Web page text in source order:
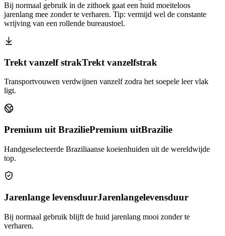
Bij normaal gebruik in de zithoek gaat een huid moeiteloos
jarenlang mee zonder te verharen. Tip: vermijd wel de constante
wrijving van een rollende bureaustoel.
Trekt vanzelf strakTrekt vanzelfstrak
Transportvouwen verdwijnen vanzelf zodra het soepele leer vlak
ligt.
Premium uit BraziliePremium uitBrazilie
Handgeselecteerde Braziliaanse koeienhuiden uit de wereldwijde
top.
Jarenlange levensduurJarenlangelevensduur
Bij normaal gebruik blijft de huid jarenlang mooi zonder te
verharen.